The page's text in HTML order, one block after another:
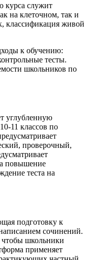
курса служит
на клеточном, так и
классификация живой
к обучению:
тесты.
школьников по
углубленную
11 классов по
проверочный,
повышение
теста на
подготовку к
сочинений.
чтобы школьники
применяет